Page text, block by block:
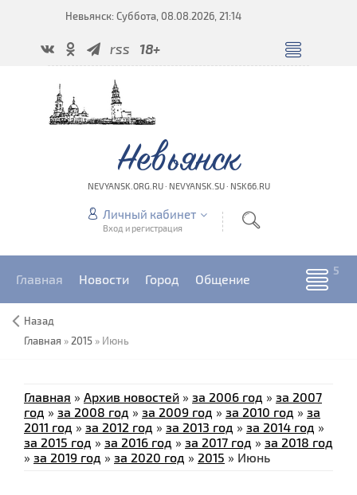
Невьянск: Суббота, 08.08.2026, 21:14
rss 18+
Невьянск
NEVYANSK.ORG.RU · NEVYANSK.SU · NSK66.RU
Личный кабинет
Вход и регистрация
Главная Новости Город Общение
Назад
Главная » 2015 » Июнь
Главная » Архив новостей » за 2006 год » за 2007
год » за 2008 год » за 2009 год » за 2010 год » за
2011 год » за 2012 год » за 2013 год » за 2014 год »
за 2015 год » за 2016 год » за 2017 год » за 2018 год
» за 2019 год » за 2020 год » 2015 » Июнь